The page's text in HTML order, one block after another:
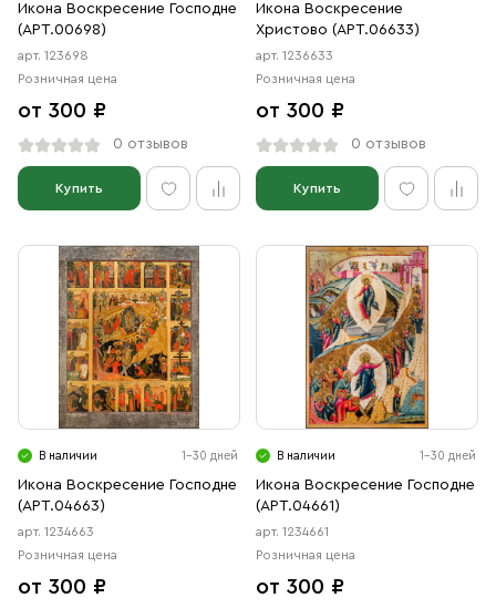
Икона Воскресение Господне
(АРТ.00698)
арт. 123698
Розничная цена
от 300 ₽
0 отзывов
Купить
Икона Воскресение
Христово (АРТ.06633)
арт. 1236633
Розничная цена
от 300 ₽
0 отзывов
Купить
В наличии 1-30 дней
Икона Воскресение Господне
(АРТ.04663)
арт. 1234663
Розничная цена
от 300 ₽
В наличии 1-30 дней
Икона Воскресение Господне
(АРТ.04661)
арт. 1234661
Розничная цена
от 300 ₽